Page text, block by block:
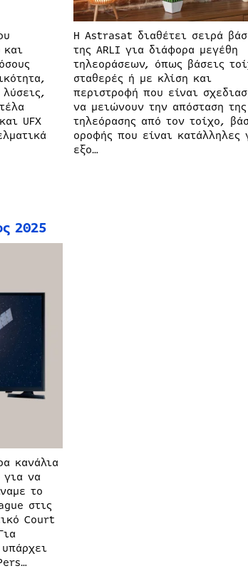
και
UFX
Η Astrasat διαθέτει σειρά
της ARLI για διάφορα μεγέθη
τηλεοράσεων, όπως βάσεις
σταθερές ή με κλίση και
περιστροφή που είναι
να μειώνουν την απόσταση της
τηλεόρασης από τον τοίχο,
οροφής που είναι κατάλληλες
εξο…
2025
κανάλια
για να
το
στις
Court